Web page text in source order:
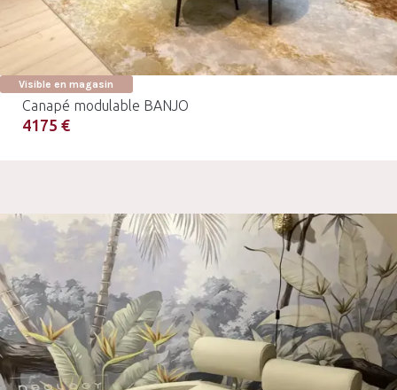
Visible en magasin
Canapé modulable BANJO
4175 €